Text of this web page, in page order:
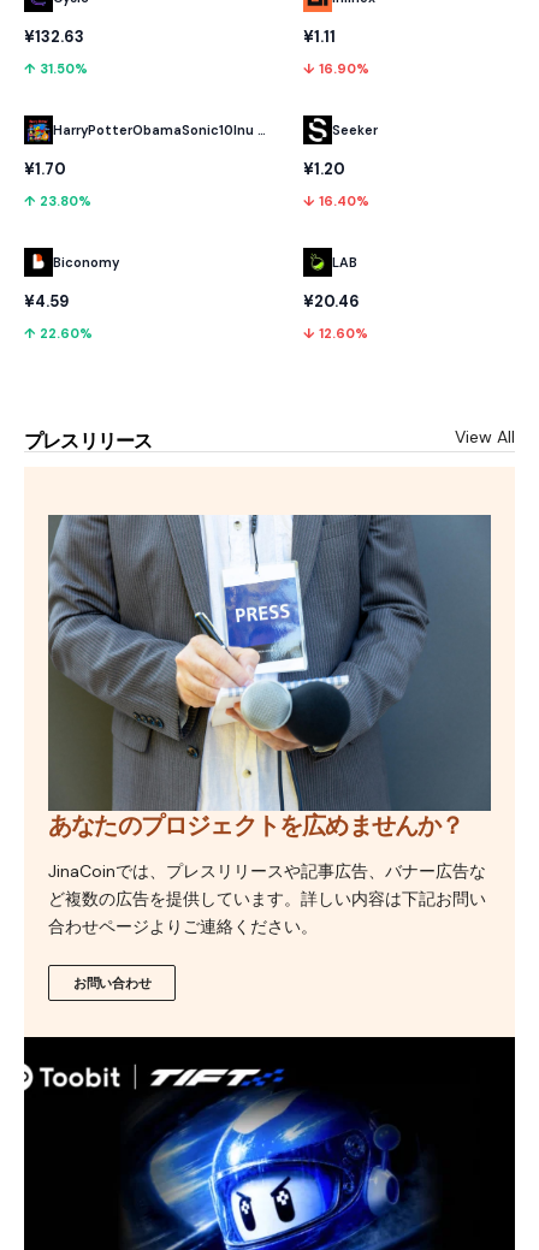
¥132.63
↑ 31.50%
HarryPotterObamaSonic10Inu (ETH)
¥1.70
↑ 23.80%
Biconomy
¥4.59
↑ 22.60%
¥1.11
↓ 16.90%
Seeker
¥1.20
↓ 16.40%
LAB
¥20.46
↓ 12.60%
プレスリリース View All
あなたのプロジェクトを広めませんか？
JinaCoinでは、プレスリリースや記事広告、バナー広告な
ど複数の広告を提供しています。詳しい内容は下記お問い
合わせページよりご連絡ください。
お問い合わせ